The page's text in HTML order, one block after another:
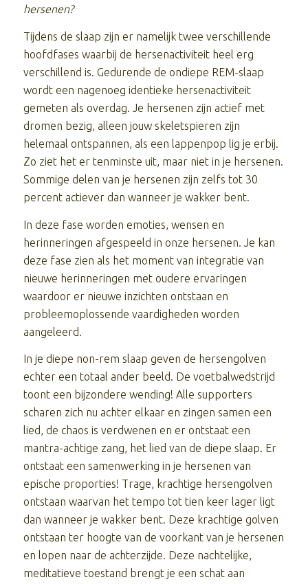
hersenen?
Tijdens de slaap zijn er namelijk twee verschillende
hoofdfases waarbij de hersenactiviteit heel erg
verschillend is. Gedurende de ondiepe REM-slaap
wordt een nagenoeg identieke hersenactiviteit
gemeten als overdag. Je hersenen zijn actief met
dromen bezig, alleen jouw skeletspieren zijn
helemaal ontspannen, als een lappenpop lig je erbij.
Zo ziet het er tenminste uit, maar niet in je hersenen.
Sommige delen van je hersenen zijn zelfs tot 30
percent actiever dan wanneer je wakker bent.
In deze fase worden emoties, wensen en
herinneringen afgespeeld in onze hersenen. Je kan
deze fase zien als het moment van integratie van
nieuwe herinneringen met oudere ervaringen
waardoor er nieuwe inzichten ontstaan en
probleemoplossende vaardigheden worden
aangeleerd.
In je diepe non-rem slaap geven de hersengolven
echter een totaal ander beeld. De voetbalwedstrijd
toont een bijzondere wending! Alle supporters
scharen zich nu achter elkaar en zingen samen een
lied, de chaos is verdwenen en er ontstaat een
mantra-achtige zang, het lied van de diepe slaap. Er
ontstaat een samenwerking in je hersenen van
epische proporties! Trage, krachtige hersengolven
ontstaan waarvan het tempo tot tien keer lager ligt
dan wanneer je wakker bent. Deze krachtige golven
ontstaan ter hoogte van de voorkant van je hersenen
en lopen naar de achterzijde. Deze nachtelijke,
meditatieve toestand brengt je een schat aan